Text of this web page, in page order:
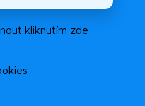
kliknutím zde